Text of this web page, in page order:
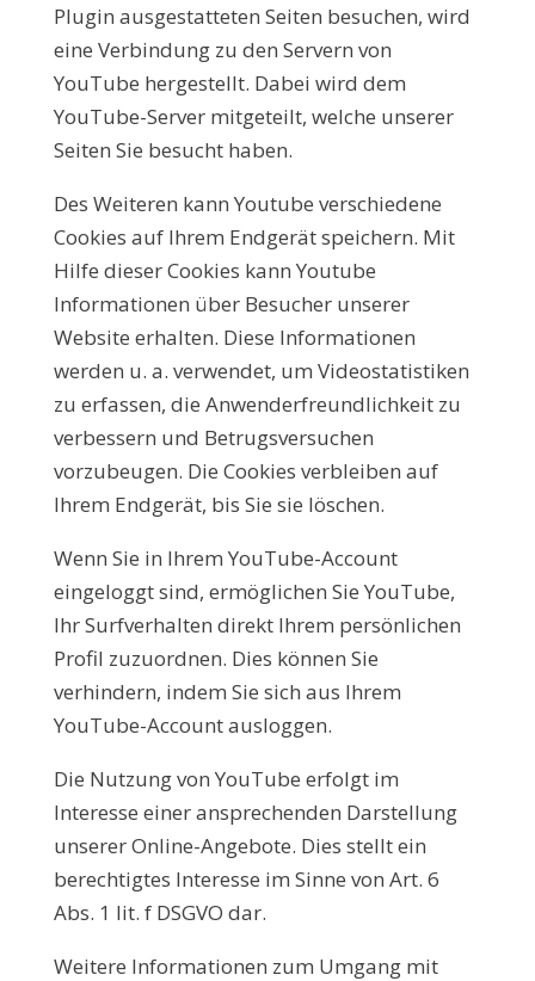
Plugin ausgestatteten Seiten besuchen, wird
eine Verbindung zu den Servern von
YouTube hergestellt. Dabei wird dem
YouTube-Server mitgeteilt, welche unserer
Seiten Sie besucht haben.
Des Weiteren kann Youtube verschiedene
Cookies auf Ihrem Endgerät speichern. Mit
Hilfe dieser Cookies kann Youtube
Informationen über Besucher unserer
Website erhalten. Diese Informationen
werden u. a. verwendet, um Videostatistiken
zu erfassen, die Anwenderfreundlichkeit zu
verbessern und Betrugsversuchen
vorzubeugen. Die Cookies verbleiben auf
Ihrem Endgerät, bis Sie sie löschen.
Wenn Sie in Ihrem YouTube-Account
eingeloggt sind, ermöglichen Sie YouTube,
Ihr Surfverhalten direkt Ihrem persönlichen
Profil zuzuordnen. Dies können Sie
verhindern, indem Sie sich aus Ihrem
YouTube-Account ausloggen.
Die Nutzung von YouTube erfolgt im
Interesse einer ansprechenden Darstellung
unserer Online-Angebote. Dies stellt ein
berechtigtes Interesse im Sinne von Art. 6
Abs. 1 lit. f DSGVO dar.
Weitere Informationen zum Umgang mit